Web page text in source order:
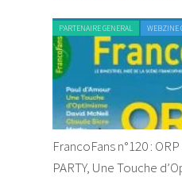
PARTENAIRE GENERAL WEBZINE
FrancoFans n°120 :
PARTY, Une Touche